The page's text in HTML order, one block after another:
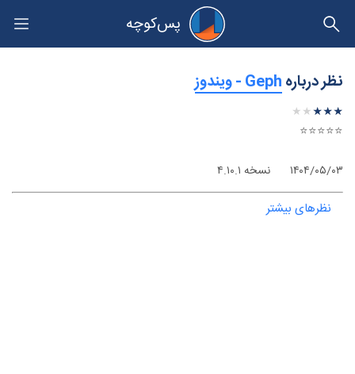
پس‌کوچه
حریم خصوصی
نظر درباره‫Geph - ویندوز
★★★★★
★
★
★
★
★
⭐⭐⭐⭐⭐
۱۴۰۴/۰۵/۰۳ نسخه ۴.۱۰.۱
نظرهای بیشتر